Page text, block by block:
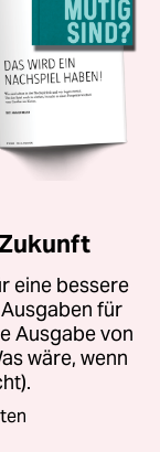
eine bessere
für
Ausgabe von
wäre, wenn